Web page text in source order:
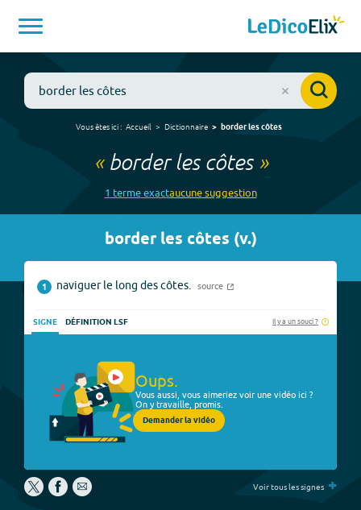
Vous êtes ici : Accueil Dictionnaire border les côtes
« border les côtes»
1 termeexactaucunesuggestion
border les côtes (v.)
1 naviguer le long des côtes. source
SIGNE DÉFINITION LSF Il y a un souci ?
Oups.
Vous aussi, vous aimeriez voir une vidéo ici ?
On y travaille, promis.
Demander la vidéo
Voir tous les signes +